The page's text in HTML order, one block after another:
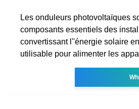
Les onduleurs photovoltaïques
composants essentiels des
convertissant l''énergie solaire
utilisable pour alimenter les